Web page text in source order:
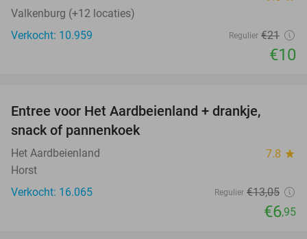
Valkenburg (+12 locaties)
Verkocht: 10.959
Regulier €21
€10
Entree voor Het Aardbeienland + drankje,
snack of pannenkoek
Het Aardbeienland 7.8 star
Horst
Verkocht: 16.065
Regulier €13,05
€6,95